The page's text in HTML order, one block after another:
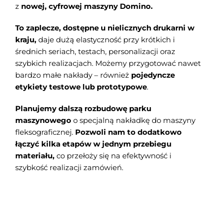
z nowej, cyfrowej maszyny Domino.
To zaplecze, dostępne u nielicznych drukarni w
kraju,daje dużą elastyczność przy krótkich i
średnich seriach, testach, personalizacji oraz
szybkich realizacjach. Możemy przygotować nawet
bardzo małe nakłady – również pojedyncze
etykiety testowe lub prototypowe.
Planujemy dalszą rozbudowę parku
maszynowegoo specjalną nakładkę do maszyny
fleksograficznej. Pozwoli nam to dodatkowo
łączyć kilka etapów w jednym przebiegu
materiału,co przełoży się na efektywność i
szybkość realizacji zamówień.